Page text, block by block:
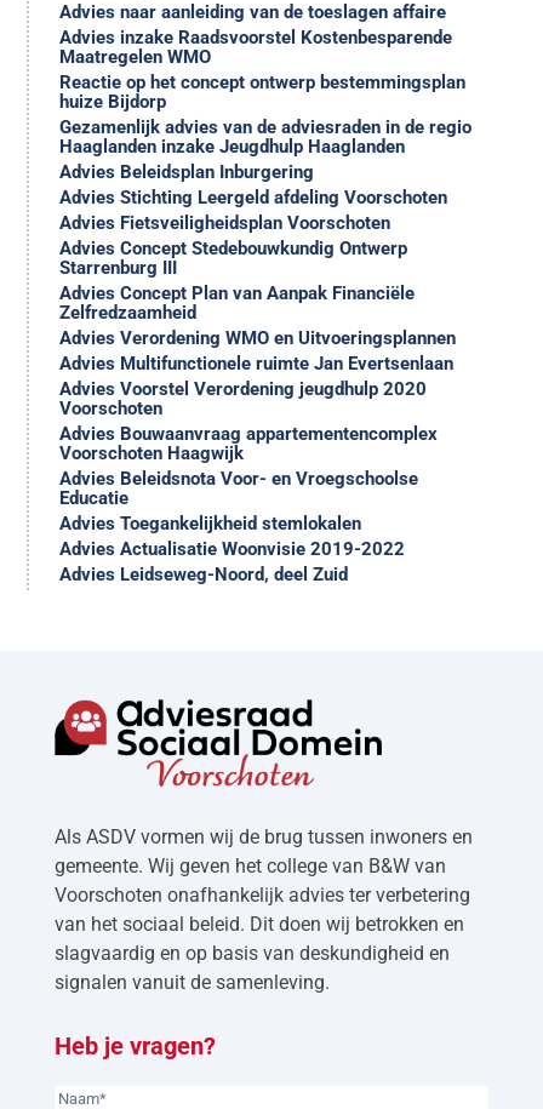
Advies naar aanleiding van de toeslagen affaire
Advies inzake Raadsvoorstel Kostenbesparende
Maatregelen WMO
Reactie op het concept ontwerp bestemmingsplan
huize Bijdorp
Gezamenlijk advies van de adviesraden in de regio
Haaglanden inzake Jeugdhulp Haaglanden
Advies Beleidsplan Inburgering
Advies Stichting Leergeld afdeling Voorschoten
Advies Fietsveiligheidsplan Voorschoten
Advies Concept Stedebouwkundig Ontwerp
Starrenburg III
Advies Concept Plan van Aanpak Financiële
Zelfredzaamheid
Advies Verordening WMO en Uitvoeringsplannen
Advies Multifunctionele ruimte Jan Evertsenlaan
Advies Voorstel Verordening jeugdhulp 2020
Voorschoten
Advies Bouwaanvraag appartementencomplex
Voorschoten Haagwijk
Advies Beleidsnota Voor- en Vroegschoolse
Educatie
Advies Toegankelijkheid stemlokalen
Advies Actualisatie Woonvisie 2019-2022
Advies Leidseweg-Noord, deel Zuid
Als ASDV vormen wij de brug tussen inwoners en
gemeente. Wij geven het college van B&W van
Voorschoten onafhankelijk advies ter verbetering
van het sociaal beleid. Dit doen wij betrokken en
slagvaardig en op basis van deskundigheid en
signalen vanuit de samenleving.
Heb je vragen?
Naam